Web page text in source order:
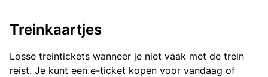
Treinkaartjes
Losse treintickets wanneer je niet vaak met de trein
reist. Je kunt een e-ticket kopen voor vandaag of